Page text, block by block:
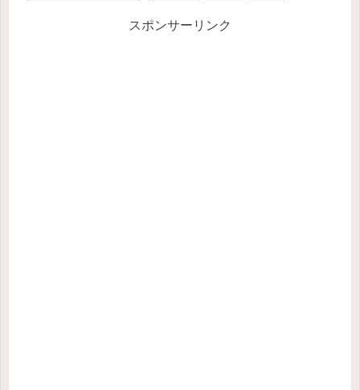
スポンサーリンク